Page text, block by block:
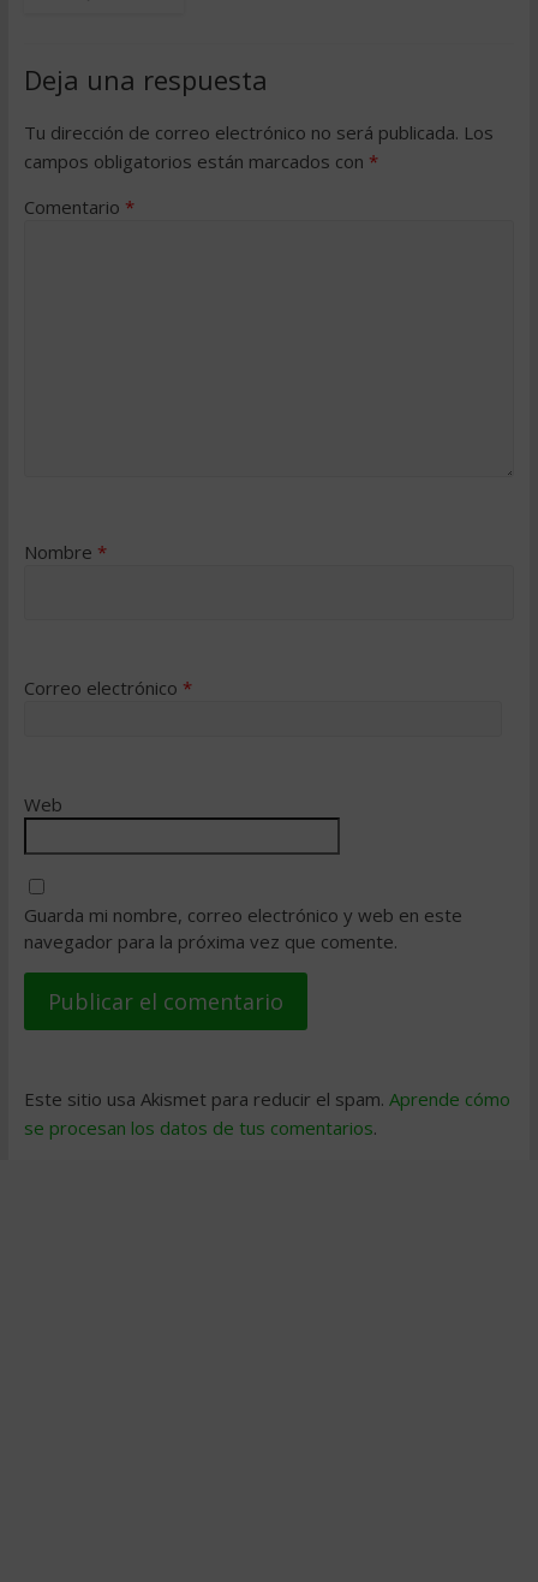
Deja una respuesta
Tu dirección de correo electrónico no será publicada. Los
campos obligatorios están marcados con *
Comentario *
Nombre *
Correo electrónico *
Web
Guarda mi nombre, correo electrónico y web en este
navegador para la próxima vez que comente.
Este sitio usa Akismet para reducir el spam. Aprende cómo
se procesan los datos de tus comentarios.